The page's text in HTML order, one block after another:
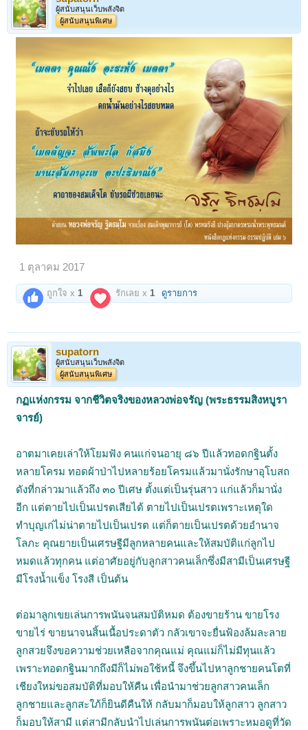
ผู้สนับสนุนเว็บพลังจิต
ผู้สนับสนุนพิเศษ
1 ตุลาคม 2017
ถูกใจ x 1 รักเลย x 1 ดูรายการ
supatorn
ผู้สนับสนุนเว็บพลังจิต
ผู้สนับสนุนพิเศษ
กฏแห่งกรรม จากชีวิตจริงของหลวงพ่อจรัญ (พระธรรมสิงหบูรา
จารย์)
อาตมาเคยเล่าให้โยมฟัง คนแก่จนอายุ ๘๖ ปีแล้วทอดกฐินตั้ง
หลายโครม ทอดผ้าป่าไปหลายร้อยโครมแล้วมานั่งรักษาอุโบสถ
ดังที่กล่าวมาแล้วถึง ๓๐ ปีเศษ ตั้งแต่เป็นรุ่นสาว แก่แล้วก็มานั่ง
อีก แต่ตายไปเป็นเปรตเสียได้ ตายไปเป็นเปรตเพราะเหตุใด
ทำบุญเก่ไม่น่าตายไปเป็นเปรต แต่ก็ตายเป็นเปรตด้วยอำนาจ
โลภะ คุณยายเป็นเศรษฐีมีลูกหลายคนและให้สมบัติแก่ลูกไป
หมดแล้วทุกคน แต่อาศัยอยู่กับลูกสาวคนเล็กซึ่งมีสามีเป็นเศรษฐี
มีโรงน้ำแข็ง โรงสี เป็นต้น
ต่อมาลูกเขยเล่นการพนันจนสมบัติหมด ต้องขายร้าน ขายโรง
ขายไร่ ขายนาจนสิ้นเนื้อประดาตัว กลัวเขาจะยื่นฟ้องล้มละลาย
ลูกสวยจึงขอความช่วยเหลือจากคุณแม่ คุณแม่ก็ไม่มีทุนแล้ว
เพราะทอดกฐินมากถึงมีก็ไม่พอใช้หนี้ จึงขึ้นไปหาลูกชายคนโตที่
เชียงใหม่ขอสมบัติที่มอบให้คืน เพื่อนำมาช่วยลูกสาวคนเล็ก
ลูกชายและลูกสะใภ้ก็ยินดีคืนให้ กลับมาก็มอบให้ลูกสาว ลูกสาว
ก็มอบให้สามี แต่สามีกลับนำไปเล่นการพนันต่อเพราะหมอดูที่วัด